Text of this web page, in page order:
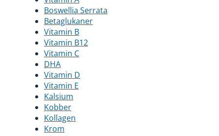
Boswellia Serrata
Betaglukaner
Vitamin B
Vitamin B12
Vitamin C
DHA
Vitamin D
Vitamin E
Kalsium
Kobber
Kollagen
Krom